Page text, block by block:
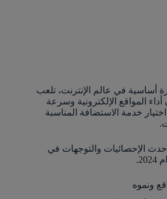
أساسية في عالم الإنترنت، تلعب
المواقع الإلكترونية وسرعة
خدمة الاستضافة المناسبة
الإحصائيات والتوجهات في
ونموه